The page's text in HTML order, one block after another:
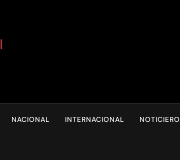
NACIONAL INTERNACIONAL NOTICIERO